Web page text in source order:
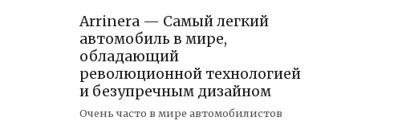
Arrinera — Самый легкий
автомобиль в мире,
обладающий
революционной технологией
и безупречным дизайном
Очень часто в мире автомобилистов